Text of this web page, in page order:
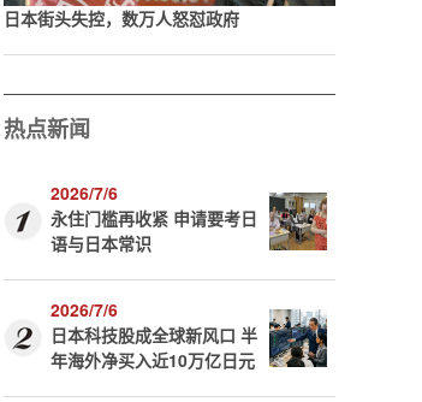
日本街头失控，数万人怒怼政府
热点新闻
2026/7/6
永住门槛再收紧 申请要考日
语与日本常识
2026/7/6
日本科技股成全球新风口 半
年海外净买入近10万亿日元